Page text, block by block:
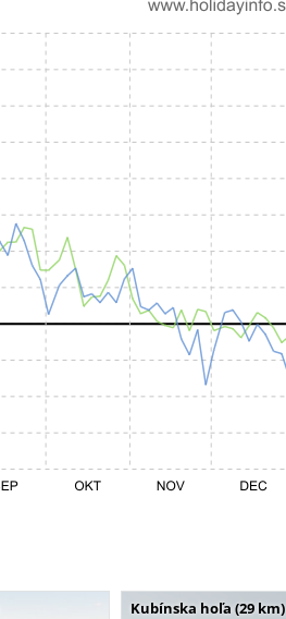
Kubínska hoľa (29 km)